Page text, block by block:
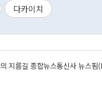
다카이치
지름길 종합뉴스통신사 뉴스